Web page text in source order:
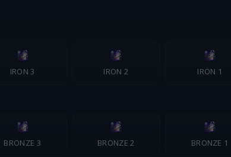
IRON 3 IRON 2 IRON 1
BRONZE 3 BRONZE 2 BRONZE 1